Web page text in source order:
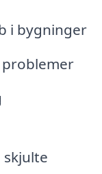
i bygninger
skjulte